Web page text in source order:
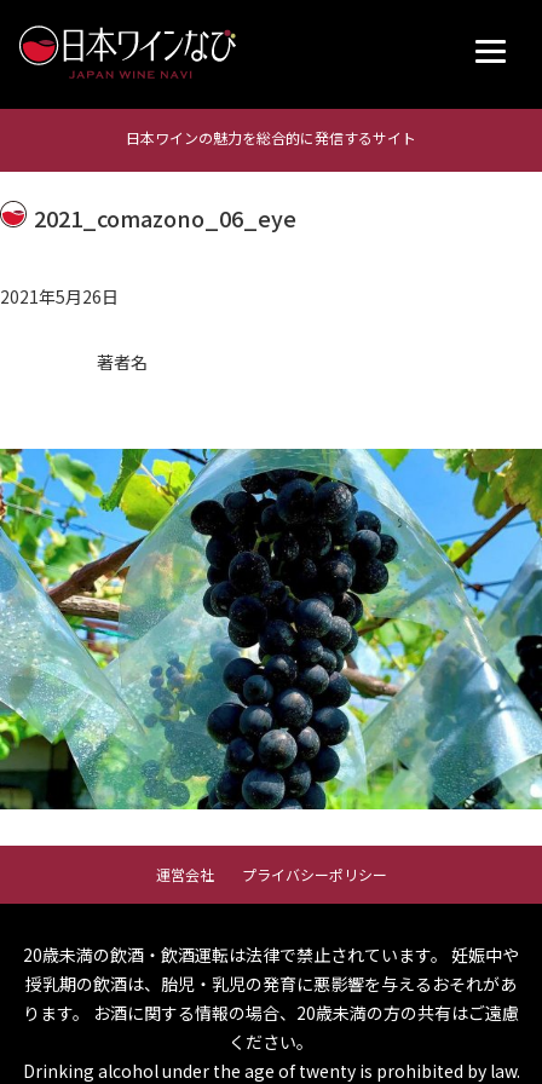
日本ワインの魅力を総合的に発信するサイト
2021_comazono_06_eye
2021年5月26日
著者名
運営会社 プライバシーポリシー
20歳未満の飲酒・飲酒運転は法律で禁止されています。 妊娠中や
授乳期の飲酒は、胎児・乳児の発育に悪影響を与えるおそれがあ
ります。
お酒に関する情報の場合、20歳未満の方の共有はご遠慮
ください。
Drinking alcohol under the age of twenty is prohibited by law.